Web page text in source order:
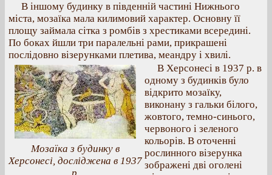
В іншому будинку в південній частині Нижнього
міста, мозаїка мала килимовий характер. Основну її
площу займала сітка з ромбів з хрестиками всередині.
По боках йшли три паралельні рами, прикрашені
послідовно візерунками плетива, меандру і хвилі.
Мозаїка з будинку в
Херсонесі, досліджена в 1937
В Херсонесі в 1937 р. в
одному з будинків було
відкрито мозаїку,
виконану з гальки білого,
жовтого, темно-синього,
червоного і зеленого
кольорів. В оточенні
рослинного візерунка
зображені дві оголені